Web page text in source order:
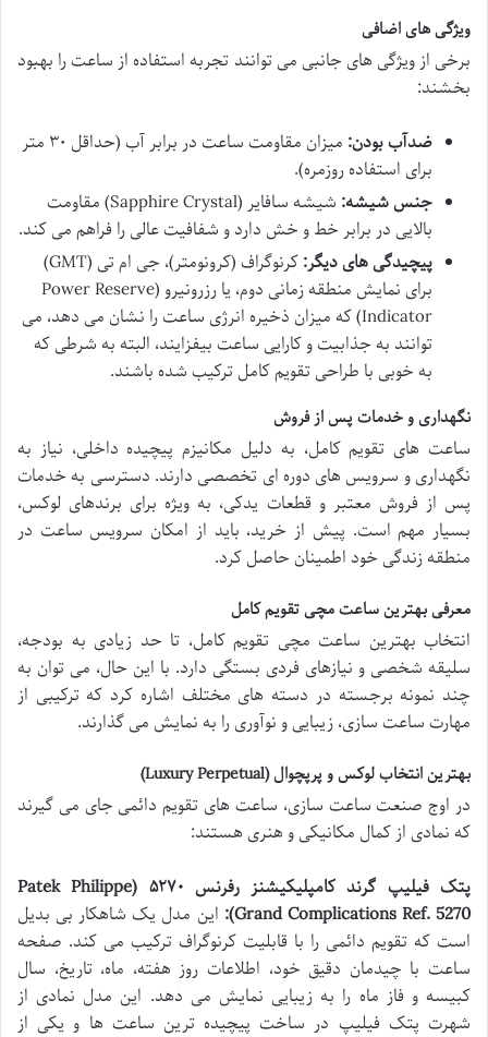
ویژگی های اضافی
برخی از ویژگی های جانبی می توانند تجربه استفاده از ساعت را بهبود
بخشند:
ضدآب بودن:
میزان مقاومت ساعت در برابر آب (حداقل ۳۰ متر
برای استفاده روزمره).
جنس شیشه:
شیشه سافایر (Sapphire Crystal) مقاومت
بالایی در برابر خط و خش دارد و شفافیت عالی را فراهم می کند.
پیچیدگی های دیگر:
کرنوگراف (کرونومتر)، جی ام تی (GMT)
برای نمایش منطقه زمانی دوم، یا رزرونیرو (Power Reserve
Indicator) که میزان ذخیره انرژی ساعت را نشان می دهد، می
توانند به جذابیت و کارایی ساعت بیفزایند، البته به شرطی که
به خوبی با طراحی تقویم کامل ترکیب شده باشند.
نگهداری و خدمات پس از فروش
ساعت های تقویم کامل، به دلیل مکانیزم پیچیده داخلی، نیاز به
نگهداری و سرویس های دوره ای تخصصی دارند. دسترسی به خدمات
پس از فروش معتبر و قطعات یدکی، به ویژه برای برندهای لوکس،
بسیار مهم است. پیش از خرید، باید از امکان سرویس ساعت در
منطقه زندگی خود اطمینان حاصل کرد.
معرفی بهترین ساعت مچی تقویم کامل
انتخاب بهترین ساعت مچی تقویم کامل، تا حد زیادی به بودجه،
سلیقه شخصی و نیازهای فردی بستگی دارد. با این حال، می توان به
چند نمونه برجسته در دسته های مختلف اشاره کرد که ترکیبی از
مهارت ساعت سازی، زیبایی و نوآوری را به نمایش می گذارند.
بهترین انتخاب لوکس و پرپچوال (Luxury Perpetual)
در اوج صنعت ساعت سازی، ساعت های تقویم دائمی جای می گیرند
که نمادی از کمال مکانیکی و هنری هستند:
پتک فیلیپ گرند کامپلیکیشنز رفرنس ۵۲۷۰ (Patek Philippe
Grand Complications Ref. 5270): این مدل یک شاهکار بی بدیل
است که تقویم دائمی را با قابلیت کرنوگراف ترکیب می کند. صفحه
ساعت با چیدمان دقیق خود، اطلاعات روز هفته، ماه، تاریخ، سال
کبیسه و فاز ماه را به زیبایی نمایش می دهد. این مدل نمادی از
شهرت پتک فیلیپ در ساخت پیچیده ترین ساعت ها و یکی از